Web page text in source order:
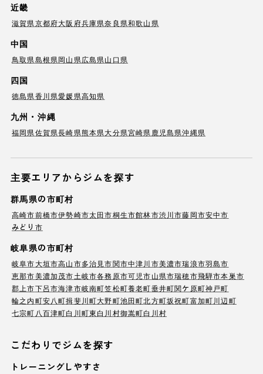
近畿
滋賀県京都府大阪府兵庫県奈良県和歌山県
中国
鳥取県島根県岡山県広島県山口県
四国
徳島県香川県愛媛県高知県
九州・沖縄
福岡県佐賀県長崎県熊本県大分県宮崎県 鹿児島県沖縄県
主要エリアからジムを探す
群馬県の市町村
高崎市前橋市伊勢崎市太田市桐生市館林市渋川市藤岡市安中市
みどり市
岐阜県の市町村
岐阜市大垣市高山市多治見市関市中津川市美濃市瑞浪市羽島市
恵那市美濃加茂市土岐市各務原市可児市山県市瑞穂市飛騨市本巣市
郡上市下呂市海津市岐南町笠松町養老町垂井町関ケ原町神戸町
輪之内町安八町揖斐川町大野町池田町北方町坂祝町富加町川辺町
七宗町 八百津町白川町東白川村御嵩町白川村
こだわりでジムを探す
トレーニングしやすさ